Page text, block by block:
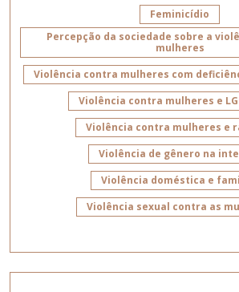
Feminicídio
Percepção da sociedade sobre a
mulheres
Violência contra mulheres com
Violência contra mulheres e
Violência contra mulheres e
Violência de gênero na
Violência doméstica e
Violência sexual contra as